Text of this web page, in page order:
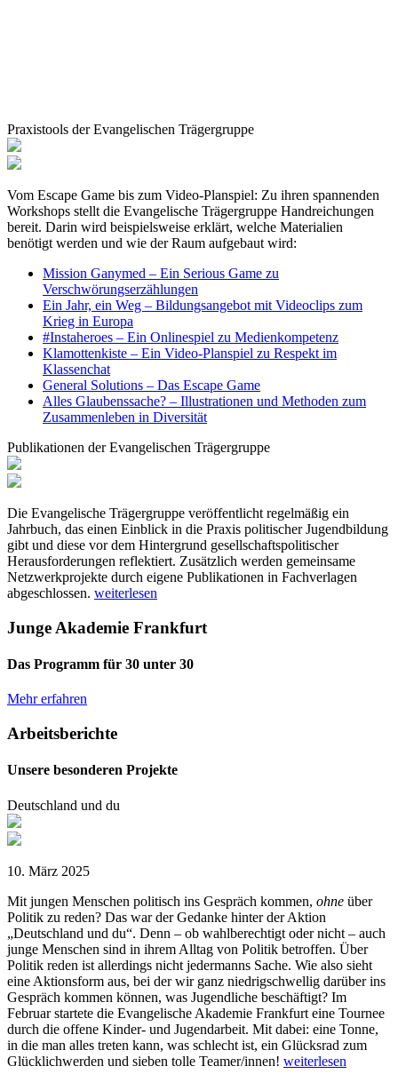
Praxistools der Evangelischen Trägergruppe
Vom Escape Game bis zum Video-Planspiel: Zu ihren spannenden
Workshops stellt die Evangelische Trägergruppe Handreichungen
bereit. Darin wird beispielsweise erklärt, welche Materialien
benötigt werden und wie der Raum aufgebaut wird:
Mission Ganymed – Ein Serious Game zu
Verschwörungserzählungen
Ein Jahr, ein Weg – Bildungsangebot mit Videoclips zum
Krieg in Europa
#Instaheroes – Ein Onlinespiel zu Medienkompetenz
Klamottenkiste – Ein Video-Planspiel zu Respekt im
Klassenchat
General Solutions – Das Escape Game
Alles Glaubenssache? – Illustrationen und Methoden zum
Zusammenleben in Diversität
Publikationen der Evangelischen Trägergruppe
Die Evangelische Trägergruppe veröffentlicht regelmäßig ein
Jahrbuch, das einen Einblick in die Praxis politischer Jugendbildung
gibt und diese vor dem Hintergrund gesellschaftspolitischer
Herausforderungen reflektiert. Zusätzlich werden gemeinsame
Netzwerkprojekte durch eigene Publikationen in Fachverlagen
abgeschlossen. weiterlesen
Junge Akademie Frankfurt
Das Programm für 30 unter 30
Mehr erfahren
Arbeitsberichte
Unsere besonderen Projekte
Deutschland und du
10. März 2025
Mit jungen Menschen politisch ins Gespräch kommen, ohne über
Politik zu reden? Das war der Gedanke hinter der Aktion
„Deutschland und du“. Denn – ob wahlberechtigt oder nicht – auch
junge Menschen sind in ihrem Alltag von Politik betroffen. Über
Politik reden ist allerdings nicht jedermanns Sache. Wie also sieht
eine Aktionsform aus, bei der wir ganz niedrigschwellig darüber ins
Gespräch kommen können, was Jugendliche beschäftigt? Im
Februar startete die Evangelische Akademie Frankfurt eine Tournee
durch die offene Kinder- und Jugendarbeit. Mit dabei: eine Tonne,
in die man alles treten kann, was schlecht ist, ein Glücksrad zum
Glücklichwerden und sieben tolle Teamer/innen! weiterlesen